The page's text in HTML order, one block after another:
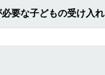
要な子どもの受け入れ